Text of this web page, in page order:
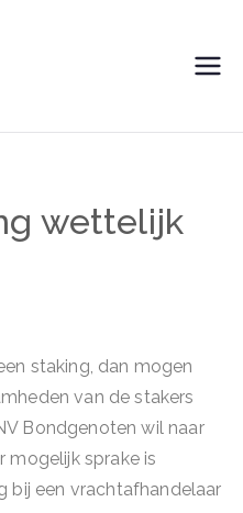
wettelijk
staking, dan mogen
van de stakers
Bondgenoten wil naar
mogelijk sprake is
bij een vrachtafhandelaar